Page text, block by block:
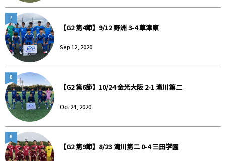
【G2 第4節】9/12 野洲 3-4 草津東
Sep 12, 2020
7
【G2 第6節】10/24 金光大阪 2-1 滝川第二
Oct 24, 2020
8
【G2 第9節】8/23 滝川第二 0-4 三田学園
9